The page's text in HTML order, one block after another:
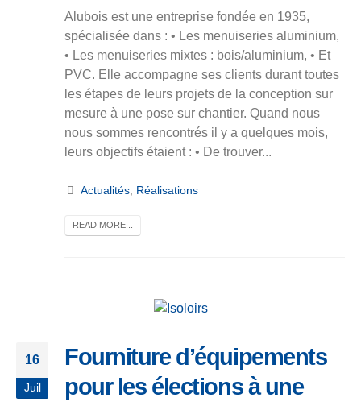
Alubois est une entreprise fondée en 1935,
spécialisée dans : • Les menuiseries aluminium,
• Les menuiseries mixtes : bois/aluminium, • Et
PVC. Elle accompagne ses clients durant toutes
les étapes de leurs projets de la conception sur
mesure à une pose sur chantier. Quand nous
nous sommes rencontrés il y a quelques mois,
leurs objectifs étaient : • De trouver...
Actualités Réalisations
READ MORE...
16
Juil
Fourniture d’équipements
pour les élections à une